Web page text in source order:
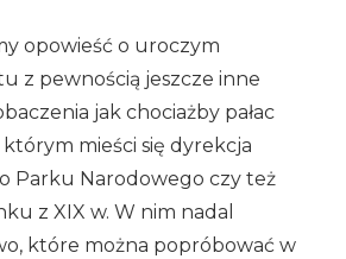
opowieść o uroczym
z pewnością jeszcze inne
jak chociażby pałac
mieści się dyrekcja
Parku Narodowego czy też
z XIX w. W nim nadal
które można popróbować w